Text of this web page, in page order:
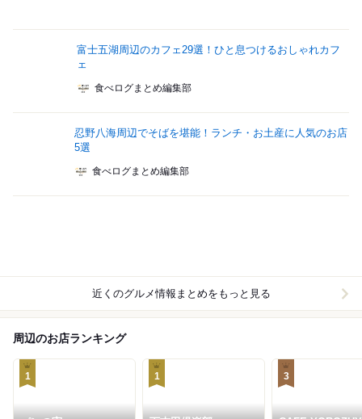
富士五湖周辺のカフェ29選！ひと息つけるおしゃれカフ
ェ
食べログまとめ編集部
忍野八海周辺でそばを堪能！ランチ・お土産に人気のお店
5選
食べログまとめ編集部
近くのグルメ情報まとめをもっと見る
周辺のお店ランキング
1 1 3